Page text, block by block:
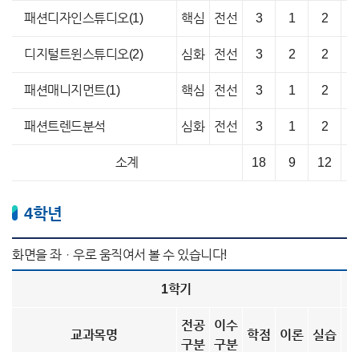
패션디자인스튜디오(1) 핵심 전선 3 1 2
디지털트윈스튜디오(2) 심화 전선 3 2 2
패션매니지먼트(1) 핵심 전선 3 1 2
패션트렌드분석 심화 전선 3 1 2
소계 18 9 12
4학년
1학기
교과목명
전공
구분
이수
구분
학점 이론 실습